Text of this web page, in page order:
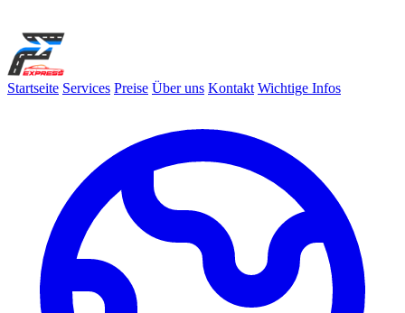
Startseite Services Preise Über uns Kontakt Wichtige Infos